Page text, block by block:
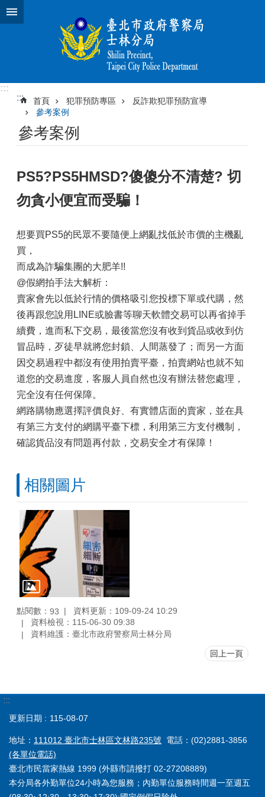
跳到主要內容區塊
:::
:::
首頁 犯罪預防專區
反詐欺犯罪預防宣導
參考案例
參考案例
PS5?PS5HMSD?傻傻分不清楚? 切
勿貪小便宜而受騙！
想要買PS5的民眾不要隨便上網亂找低於市價的主機亂
買，
而成為詐騙集團的大肥羊!!
@假網拍手法大解析：
賣家會先以低於行情的價格吸引您投標下單或代購，然
後再跟您說用LINE或臉書等聊天軟體交易可以再省掉手
續費，進而私下交易，最後當您沒有收到貨品或收到仿
冒品時，歹徒早就將您封鎖、人間蒸發了；而另一方面
因交易過程中都沒有使用拍賣平臺，拍賣網站也就不知
道您的交易進度，客服人員自然也沒有辦法替您處理，
完全沒有任何保障。
網路購物應選擇評價良好、有實體店面的賣家，並在具
有第三方支付的網購平臺下標，利用第三方支付機制，
確認貨品沒有問題再付款，交易安全才有保障！
相關圖片
點閱數： 93
資料更新：109-09-24 10:29
資料檢視：115-06-30 09:38
資料維護：臺北市政府警察局士林分局
回上一頁
:::
更新日期 115-08-07
地址： 111012 臺北市士林區文林路235號 電話：(02)2881-3856
(各單位電話)
臺北市民當家熱線 1999 (外縣市請撥打 02-27208889)
本分局各外勤單位24小時為您服務；內勤單位服務時間週一至週五